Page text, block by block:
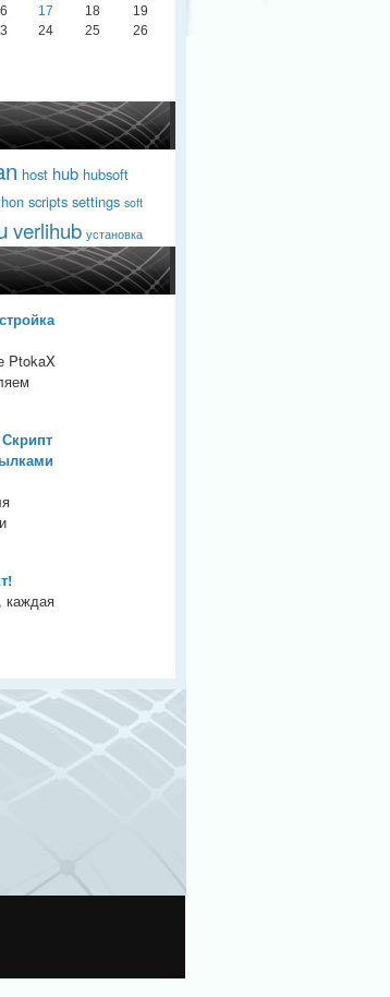
17 18
19
24 25
26
host hub hubsoft
scripts settings soft
verlihub установка
PtokaX
каждая